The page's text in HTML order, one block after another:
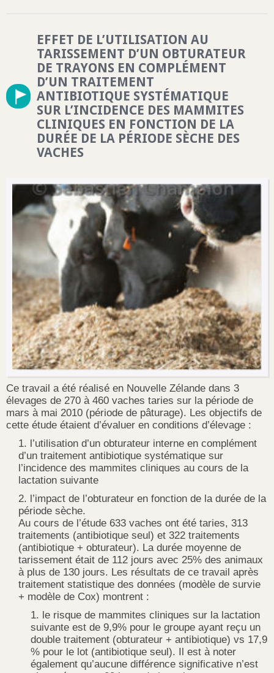
EFFET DE L’UTILISATION AU
TARISSEMENT D’UN OBTURATEUR
DE TRAYONS EN COMPLÉMENT
D’UN TRAITEMENT
ANTIBIOTIQUE SYSTÉMATIQUE
SUR L’INCIDENCE DES MAMMITES
CLINIQUES EN FONCTION DE LA
DURÉE DE LA PÉRIODE SÈCHE DES
VACHES
Ce travail a été réalisé en Nouvelle Zélande dans 3
élevages de 270 à 460 vaches taries sur la période de
mars à mai 2010 (période de pâturage). Les objectifs de
cette étude étaient d’évaluer en conditions d’élevage :
l’utilisation d’un obturateur interne en complément
d’un traitement antibiotique systématique sur
l’incidence des mammites cliniques au cours de la
lactation suivante
l’impact de l’obturateur en fonction de la durée de la
période sèche.
Au cours de l’étude 633 vaches ont été taries, 313
traitements (antibiotique seul) et 322 traitements
(antibiotique + obturateur). La durée moyenne de
tarissement était de 112 jours avec 25% des animaux
à plus de 130 jours. Les résultats de ce travail après
traitement statistique des données (modèle de survie
+ modèle de Cox) montrent :
le risque de mammites cliniques sur la lactation
suivante est de 9,9% pour le groupe ayant reçu un
double traitement (obturateur + antibiotique) vs 17,9
% pour le lot (antibiotique seul). Il est à noter
également qu’aucune différence significative n’est